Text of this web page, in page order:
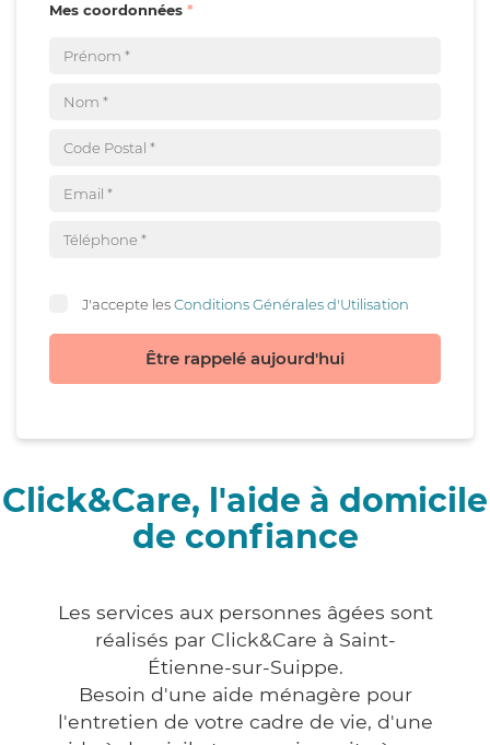
Mes coordonnées
J'accepte lesConditions Générales d'Utilisation
Être rappelé aujourd'hui
Click&Care, l'aide à domicile
de confiance
Les services aux personnes âgées sont
réalisés par Click&Care à Saint-
Étienne-sur-Suippe.
Besoin d'une aide ménagère pour
l'entretien de votre cadre de vie, d'une